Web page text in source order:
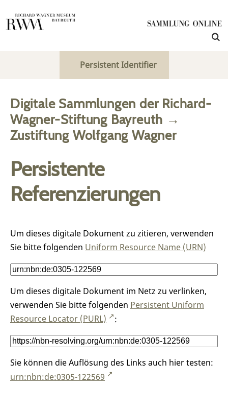
Persistent Identifier
Digitale Sammlungen der Richard-
Wagner-Stiftung Bayreuth →
Zustiftung Wolfgang Wagner
Persistente
Referenzierungen
Um dieses digitale Dokument zu zitieren, verwenden
Sie bitte folgenden Uniform Resource Name (URN)
Um dieses digitale Dokument im Netz zu verlinken,
verwenden Sie bitte folgenden Persistent Uniform
Resource Locator (PURL)
:
Sie können die Auflösung des Links auch hier testen:
urn:nbn:de:0305-122569